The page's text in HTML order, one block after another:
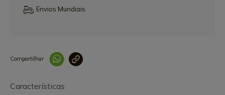
Envios Mundiais
Compartilhar
Características